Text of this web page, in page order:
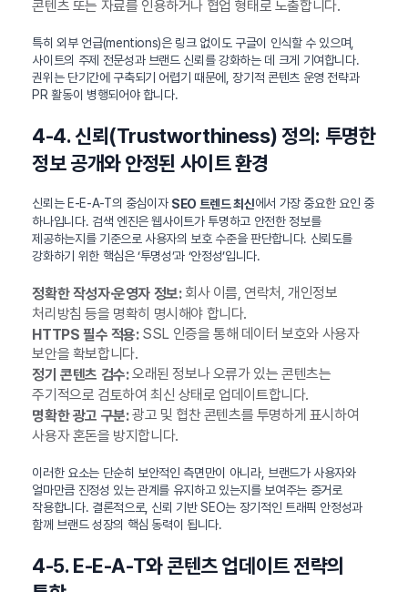
콘텐츠 또는 자료를 인용하거나 협업 형태로 노출합니다.
특히 외부 언급(mentions)은 링크 없이도 구글이 인식할 수 있으며,
사이트의 주제 전문성과 브랜드 신뢰를 강화하는 데 크게 기여합니다.
권위는 단기간에 구축되기 어렵기 때문에, 장기적 콘텐츠 운영 전략과
PR 활동이 병행되어야 합니다.
4-4. 신뢰(Trustworthiness) 정의: 투명한
정보 공개와 안정된 사이트 환경
신뢰는 E-E-A-T의 중심이자 SEO 트렌드 최신에서 가장 중요한 요인 중
하나입니다. 검색 엔진은 웹사이트가 투명하고 안전한 정보를
제공하는지를 기준으로 사용자의 보호 수준을 판단합니다. 신뢰도를
강화하기 위한 핵심은 ‘투명성’과 ‘안정성’입니다.
정확한 작성자·운영자 정보:회사 이름, 연락처, 개인정보
처리방침 등을 명확히 명시해야 합니다.
HTTPS 필수 적용:SSL 인증을 통해 데이터 보호와 사용자
보안을 확보합니다.
정기 콘텐츠 검수:오래된 정보나 오류가 있는 콘텐츠는
주기적으로 검토하여 최신 상태로 업데이트합니다.
명확한 광고 구분:광고 및 협찬 콘텐츠를 투명하게 표시하여
사용자 혼돈을 방지합니다.
이러한 요소는 단순히 보안적인 측면만이 아니라, 브랜드가 사용자와
얼마만큼 진정성 있는 관계를 유지하고 있는지를 보여주는 증거로
작용합니다. 결론적으로, 신뢰 기반 SEO는 장기적인 트래픽 안정성과
함께 브랜드 성장의 핵심 동력이 됩니다.
4-5. E-E-A-T와 콘텐츠 업데이트 전략의